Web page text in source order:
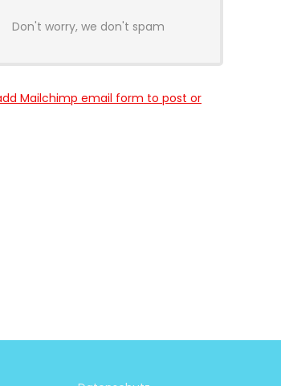
Don't worry, we don't spam
Mailchimp email form to post or